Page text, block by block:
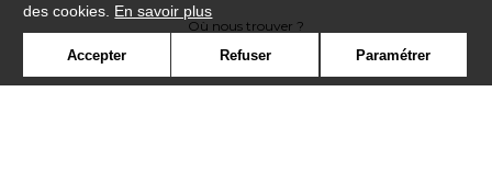
Où nous trouver ?
des cookies. En savoir plus
Accepter Refuser Paramétrer